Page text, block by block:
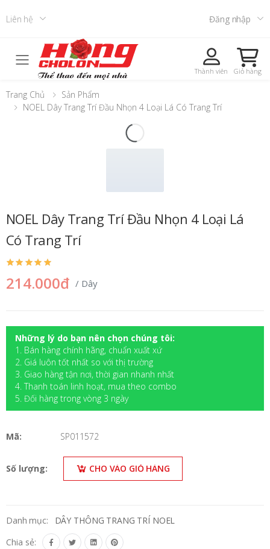
Liên hệ Đăng nhập
Toggle mobile menu Thành viên Giỏ hàng
Trang Chủ
Sản Phẩm
NOEL Dây Trang Trí Đầu Nhọn 4 Loại Lá Có Trang Trí
NOEL Dây Trang Trí Đầu Nhọn 4 Loại Lá
Có Trang Trí
214.000đ / Dây
Những lý do bạn nên chọn chúng tôi:
1. Bán hàng chính hãng, chuẩn xuất xứ
2. Giá luôn tốt nhất so với thị trường
3. Giao hàng tận nơi, thời gian nhanh nhất
4. Thanh toán linh hoạt, mua theo combo
5. Đối hàng trong vòng 3 ngày
Mã: SP011572
Số lượng: CHO VÀO GIỎ HÀNG
Danh mục:
DÂY THÔNG TRANG TRÍ NOEL
Chia sẻ: